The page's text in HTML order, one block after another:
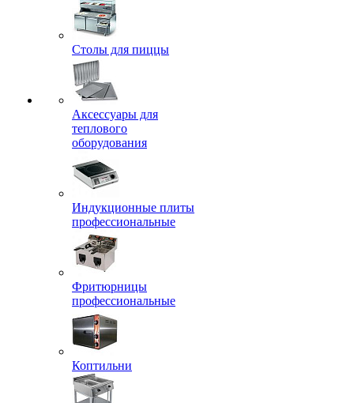
Столы для пиццы
Аксессуары для
теплового
оборудования
Индукционные плиты
профессиональные
Фритюрницы
профессиональные
Коптильни